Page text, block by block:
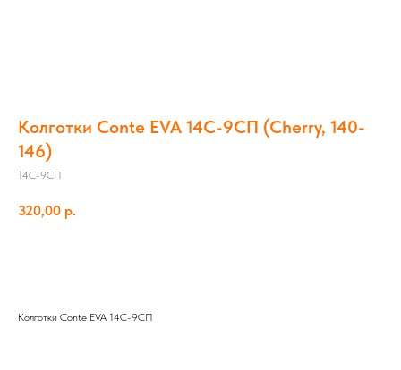
Колготки Conte EVA 14С-9СП (Cherry, 140-
146)
14С-9СП
320,00 р.
Колготки Conte EVA 14С-9СП